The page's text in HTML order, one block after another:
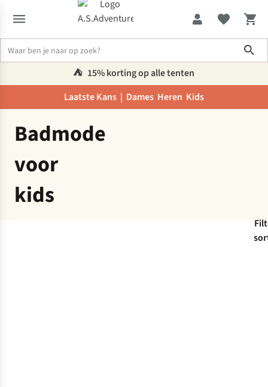
⛺️ 15% korting op alle tenten
Laatste Kans | Dames Heren Kids
Departement Badmode
Badmode
voor
kids